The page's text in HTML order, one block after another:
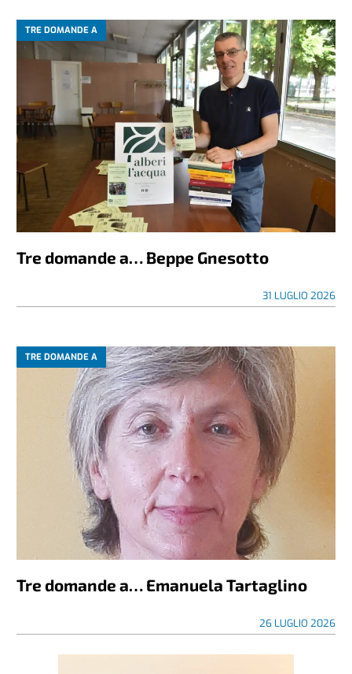
TRE DOMANDE A
Tre domande a… Beppe Gnesotto
31 LUGLIO 2026
TRE DOMANDE A
Tre domande a… Emanuela Tartaglino
26 LUGLIO 2026